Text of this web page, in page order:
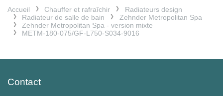
Accueil Chauffer et rafraîchir
Radiateurs design
Radiateur de salle de bain
Zehnder Metropolitan Spa
Zehnder Metropolitan Spa - version mixte
METM-180-075/GF-L750-S034-9016
Contact